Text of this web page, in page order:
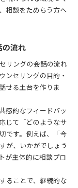
相談をためらう方へ
の流れ
リングの会話の流れ
ンセリングの目的・
せる土台を作りま
感的なフィードバッ
じて「どのようなサ
です。例えば、「今
が、いかがでしょう
が主体的に相談プロ
ることで、継続的な